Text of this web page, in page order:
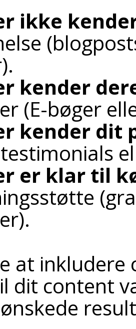
ikke
kender
(E-bøger
kender dit
testimonials
er klar til
at inkludere
dit content